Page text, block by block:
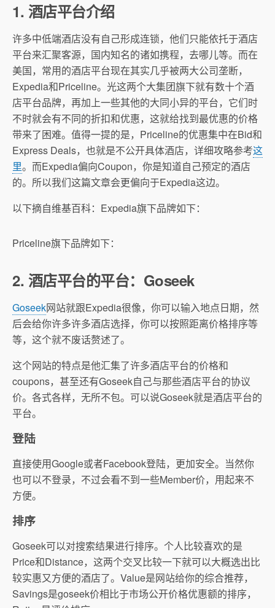
1. 酒店平台介绍
许多中低端酒店没有自己形成连锁，他们只能依托于酒店
平台来汇聚客源，国内知名的诸如携程，去哪儿等。而在
美国，常用的酒店平台现在其实几乎被两大公司垄断，
Expedia和Priceline。光这两个大集团旗下就有数十个酒
店平台品牌，再加上一些其他的大同小异的平台，它们时
不时就会有不同的折扣和优惠，这就给找到最优惠的价格
带来了困难。值得一提的是，Priceline的优惠集中在Bid和
Express Deals，也就是不公开具体酒店，详细攻略参考这
里。而Expedia偏向Coupon，你是知道自己预定的酒店
的。所以我们这篇文章会更偏向于Expedia这边。
以下摘自维基百科：Expedia旗下品牌如下：
Priceline旗下品牌如下：
2. 酒店平台的平台：Goseek
Goseek网站就跟Expedia很像，你可以输入地点日期，然
后会给你许多许多酒店选择，你可以按照距离价格排序等
等，这个就不废话赘述了。
这个网站的特点是他汇集了许多酒店平台的价格和
coupons，甚至还有Goseek自己与那些酒店平台的协议
价。各式各样，无所不包。可以说Goseek就是酒店平台的
平台。
登陆
直接使用Google或者Facebook登陆，更加安全。当然你
也可以不登录，不过会看不到一些Member价，用起来不
方便。
排序
Goseek可以对搜索结果进行排序。个人比较喜欢的是
Price和Distance，这两个交叉比较一下就可以大概选出比
较实惠又方便的酒店了。Value是网站给你的综合推荐，
Savings是goseek价相比于市场公开价格优惠额的排序，